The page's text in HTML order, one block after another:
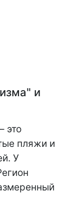
и
это
пляжи и
У